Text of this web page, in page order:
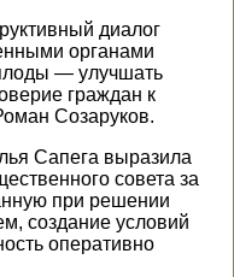
диалог
органами
— улучшать
граждан к
Созаруков.
Сапега выразила
совета за
при решении
создание условий
оперативно